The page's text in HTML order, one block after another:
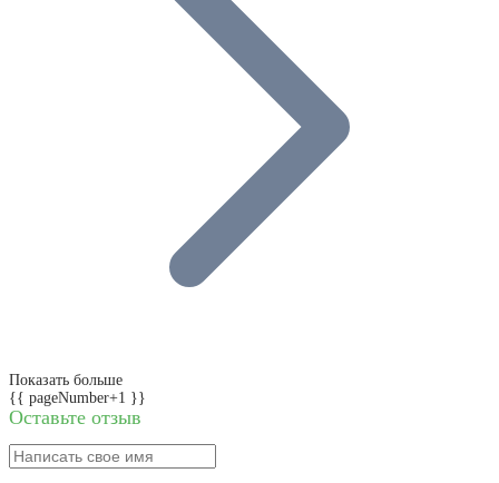
Показать больше
{{ pageNumber+1 }}
Оставьте отзыв